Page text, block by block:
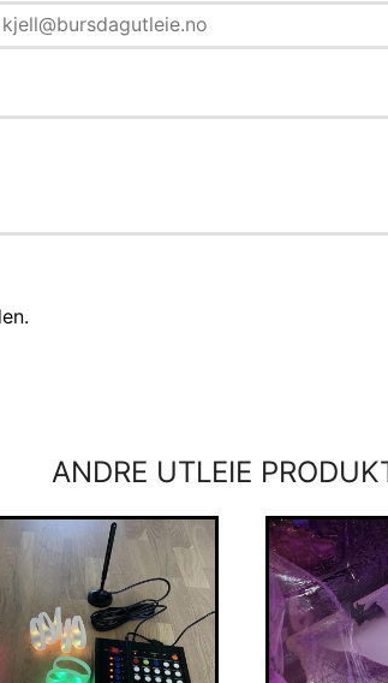
ANDRE UTLEIE